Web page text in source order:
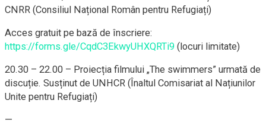
CNRR (Consiliul Național Român pentru Refugiați)
Acces gratuit pe bază de înscriere:
https://forms.gle/CqdC3EkwyUHXQRTi9 (locuri limitate)
20.30 – 22.00 – Proiecția filmului „The swimmers” urmată de
discuție. Susținut de UNHCR (Înaltul Comisariat al Națiunilor
Unite pentru Refugiați)
—